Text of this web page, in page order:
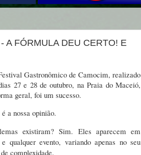
A FÓRMULA DEU CERTO! E
Gastronômico de Camocim, realizado
27 e 28 de outubro, na Praia do Maceió,
geral, foi um sucesso.
é a nossa opinião.
existiram? Sim. Eles aparecem em
qualquer evento, variando apenas no seu
complexidade.